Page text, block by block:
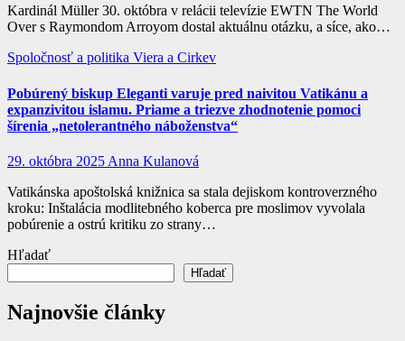
Kardinál Müller 30. októbra v relácii televízie EWTN The World
Over s Raymondom Arroyom dostal aktuálnu otázku, a síce, ako…
Spoločnosť a politika Viera a Cirkev
Pobúrený biskup Eleganti varuje pred naivitou Vatikánu a
expanzivitou islamu. Priame a triezve zhodnotenie pomoci
šírenia „netolerantného náboženstva“
29. októbra 2025 Anna Kulanová
Vatikánska apoštolská knižnica sa stala dejiskom kontroverzného
kroku: Inštalácia modlitebného koberca pre moslimov vyvolala
pobúrenie a ostrú kritiku zo strany…
Hľadať
Hľadať
Najnovšie články